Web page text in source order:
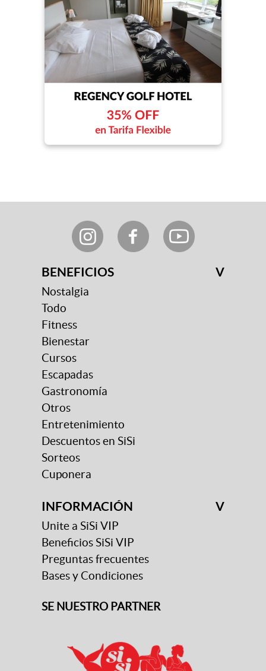
BENEFICIOS V
Nostalgia
Todo
Fitness
Bienestar
Cursos
Escapadas
Gastronomía
Otros
Entretenimiento
Descuentos en SiSi
Sorteos
Cuponera
INFORMACIÓN V
Unite a SiSi VIP
Beneficios SiSi VIP
Preguntas frecuentes
Bases y Condiciones
SE NUESTRO PARTNER